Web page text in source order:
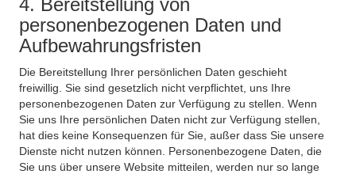
4. Bereitstellung von
personenbezogenen Daten und
Aufbewahrungsfristen
Die Bereitstellung Ihrer persönlichen Daten geschieht
freiwillig. Sie sind gesetzlich nicht verpflichtet, uns Ihre
personenbezogenen Daten zur Verfügung zu stellen. Wenn
Sie uns Ihre persönlichen Daten nicht zur Verfügung stellen,
hat dies keine Konsequenzen für Sie, außer dass Sie unsere
Dienste nicht nutzen können. Personenbezogene Daten, die
Sie uns über unsere Website mitteilen, werden nur so lange